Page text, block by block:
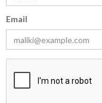
Email